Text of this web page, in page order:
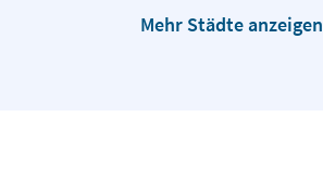
Mehr Städte anzeigen